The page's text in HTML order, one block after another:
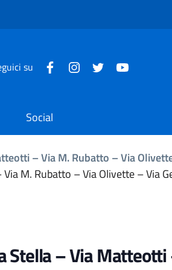
su
Social
– Via M. Rubatto – Via
M. Rubatto – Via Olivette – Via
Stella – Via